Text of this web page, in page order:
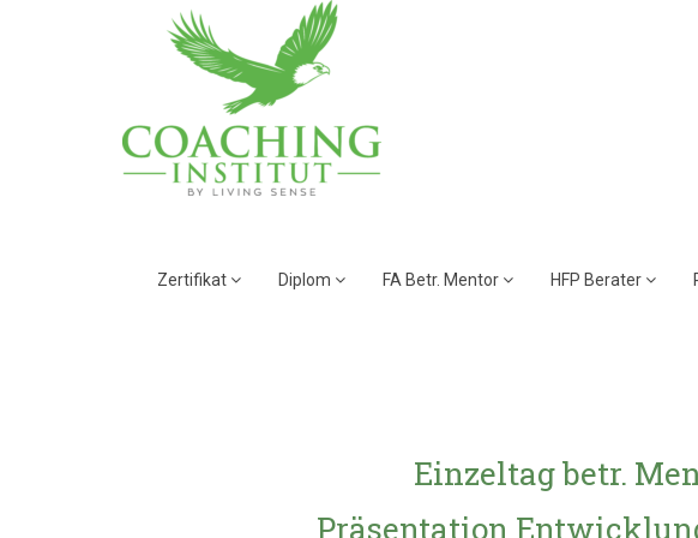
Zertifikat Diplom FA Betr. Mentor HFP Berater
Einzeltag betr.
Präsentation